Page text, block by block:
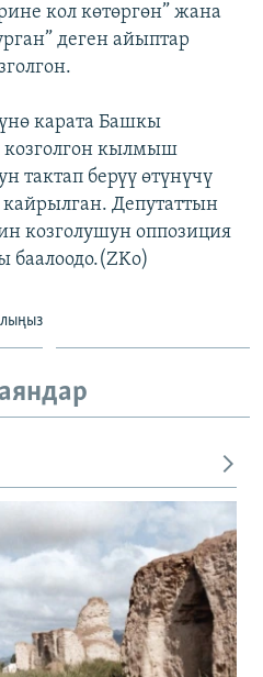
кол көтөргөн” жана
деген айыптар
карата Башкы
козголгон кылмыш
тактап берүү өтүнүчү
Депутаттын
козголушун оппозиция
баалоодо.(ZKo)